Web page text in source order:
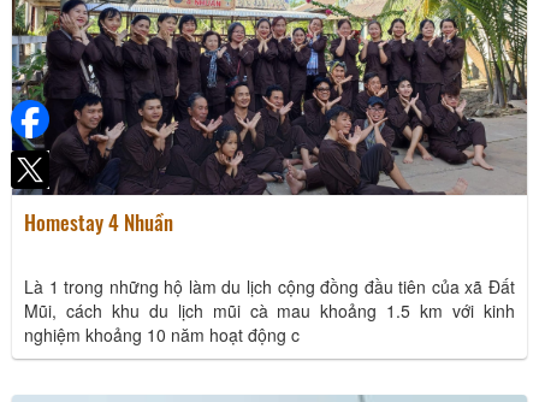
Homestay 4 Nhuần
Là 1 trong những hộ làm du lịch cộng đồng đầu tiên của xã Đất
Mũi, cách khu du lịch mũi cà mau khoảng 1.5 km với kinh
nghiệm khoảng 10 năm hoạt động c